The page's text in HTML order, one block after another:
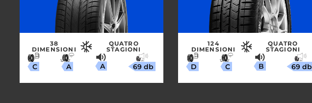
38
DIMENSIONI
QUATRO
STAGIONI
C A A 69 db
124
DIMENSIONI
QUATRO
STAGIONI
D C B 69 db